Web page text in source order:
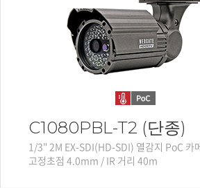
C1080PBL-T2 (단종)
1/3" 2M EX-SDI(HD-SDI) 열감지 PoC 카
고정초점 4.0mm / IR 거리 40m